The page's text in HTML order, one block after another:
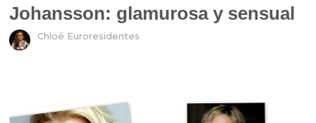
Johansson: glamurosa y sensual
Chloé Euroresidentes